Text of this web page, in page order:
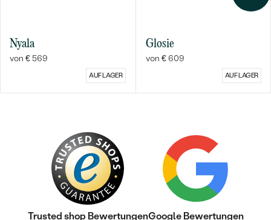
Nyala
von € 569
AUF LAGER
Glosie
von € 609
AUF LAGER
Trusted shop BewertungenGoogle Bewertungen